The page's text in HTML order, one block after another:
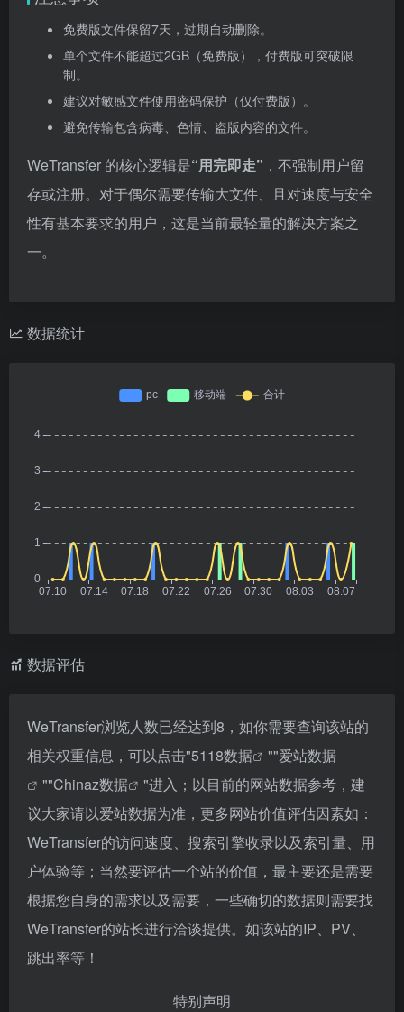
免费版文件保留7天，过期自动删除。
单个文件不能超过2GB（免费版），付费版可突破限
制。
建议对敏感文件使用密码保护（仅付费版）。
避免传输包含病毒、色情、盗版内容的文件。
WeTransfer 的核心逻辑是“用完即走” ，不强制用户留
存或注册。对于偶尔需要传输大文件、且对速度与安全
性有基本要求的用户，这是当前最轻量的解决方案之
一。
数据统计
数据评估
WeTransfer浏览人数已经达到8，如你需要查询该站的
相关权重信息，可以点击"5118数据 ""爱站数据
""Chinaz数据
"进入；以目前的网站数据参考，建
议大家请以爱站数据为准，更多网站价值评估因素如：
WeTransfer的访问速度、搜索引擎收录以及索引量、用
户体验等；当然要评估一个站的价值，最主要还是需要
根据您自身的需求以及需要，一些确切的数据则需要找
WeTransfer的站长进行洽谈提供。如该站的IP、PV、
跳出率等！
特别声明